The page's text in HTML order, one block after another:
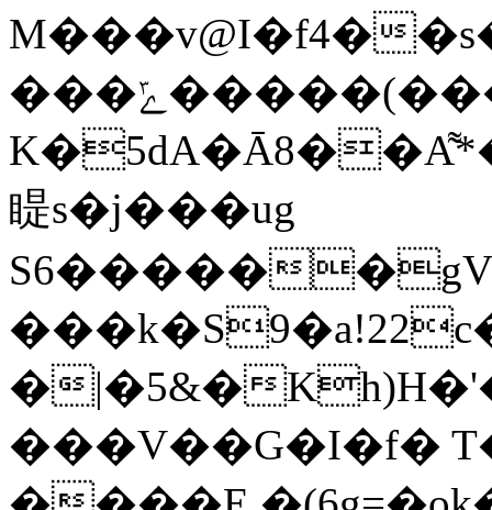
M���v@I�f4�
���ݻ�����(���'�(#�i���sd�^���ȭ�<���
睼s�j���ug
S6�����
�|�5&�
���V��G�I�f�